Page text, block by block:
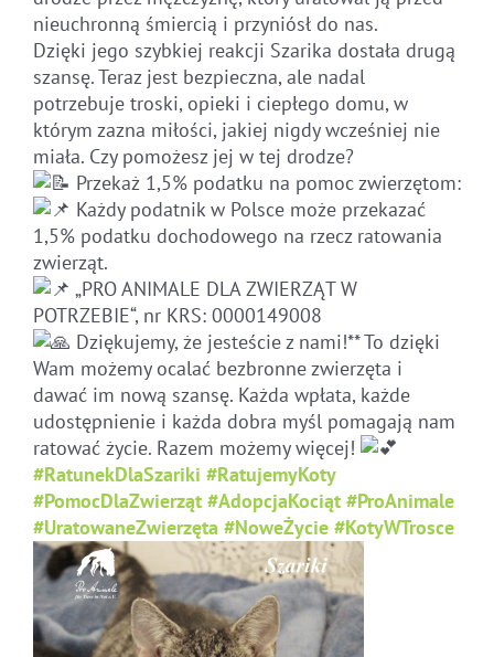
nieuchronną śmiercią i przyniósł do nas.
Dzięki jego szybkiej reakcji Szarika dostała drugą
szansę. Teraz jest bezpieczna, ale nadal
potrzebuje troski, opieki i ciepłego domu, w
którym zazna miłości, jakiej nigdy wcześniej nie
miała. Czy pomożesz jej w tej drodze?
Przekaż 1,5% podatku na pomoc zwierzętom:
Każdy podatnik w Polsce może przekazać
1,5% podatku dochodowego na rzecz ratowania
zwierząt.
„PRO ANIMALE DLA ZWIERZĄT W
POTRZEBIE“, nr KRS: 0000149008
Dziękujemy, że jesteście z nami!** To dzięki
Wam możemy ocalać bezbronne zwierzęta i
dawać im nową szansę. Każda wpłata, każde
udostępnienie i każda dobra myśl pomagają nam
ratować życie. Razem możemy więcej!
#RatunekDlaSzariki #RatujemyKoty
#PomocDlaZwierząt #AdopcjaKociąt #ProAnimale
#UratowaneZwierzęta #NoweŻycie #KotyWTrosce